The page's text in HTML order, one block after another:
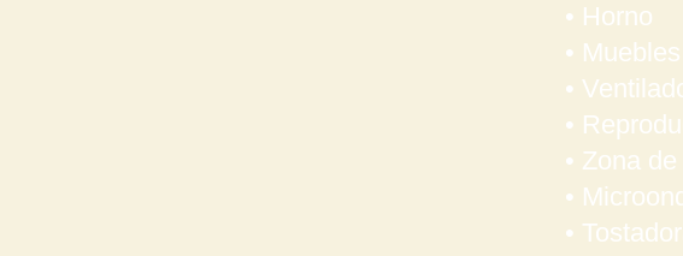
• Horno
•
•
•
• Zona
•
•